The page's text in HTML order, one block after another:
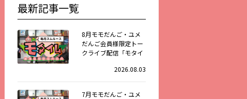
最新記事一覧
8月モモだんご・ユメ
だんご会員様限定トー
クライブ配信「モタイ
2026.08.03
7月モモだんご・ユメ